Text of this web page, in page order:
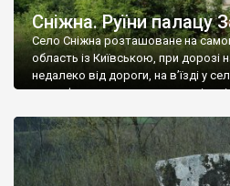
Сніжна. Руїни палацу
Село Сніжна розташоване на
область із Київською, при дорозі
недалеко від дороги, на в’їзді у
рельєфне пано, яке показує жінку
не видно, але видно дві стареньких